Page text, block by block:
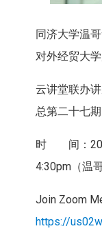
同济大学温
对外经贸大
云讲堂联办
总第二十七期
时 间：
4:30pm（温
Join Zoom
https://